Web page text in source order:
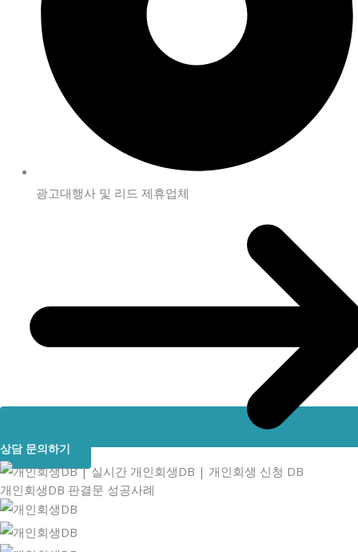
광고대행사 및 리드 제휴업체
상담 문의하기
개인회생DB 판결문 성공사례